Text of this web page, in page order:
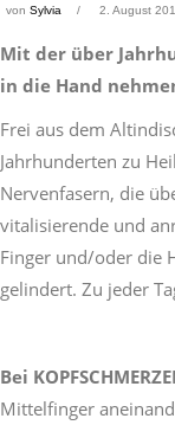
von Sylvia 2. August
Mit der über
in die Hand
Frei aus dem
Jahrhunderten zu
Nervenfasern, die
vitalisierende und
Finger und/oder die
gelindert. Zu jeder
Bei
Mittelfinger